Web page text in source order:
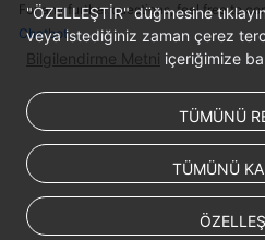
General
Reference
Responsibilities
For any further questions, feel free to
Chatbot
"ÖZELLEŞTİR" düğmesine
veya istediğiniz zaman çerez
Bilgilendirme Metni içeriğimize
TÜMÜNÜ
TÜMÜNÜ